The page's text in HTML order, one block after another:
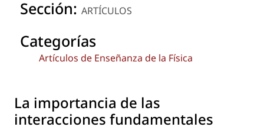
Sección: ARTÍCULOS
Categorías
Artículos de Enseñanza de la Física
La importancia de las
interacciones fundamentales